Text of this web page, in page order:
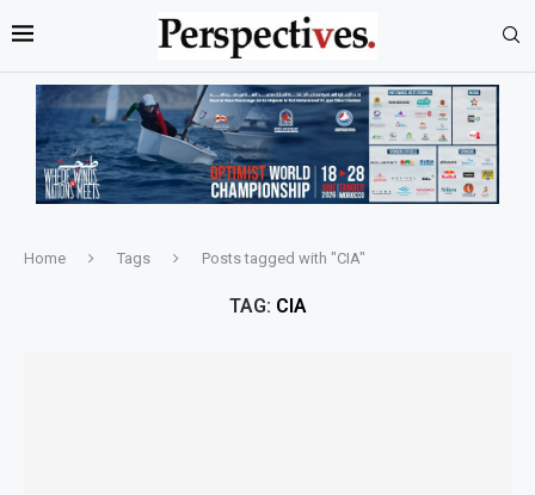
Home Tags Posts tagged with "CIA"
TAG: CIA